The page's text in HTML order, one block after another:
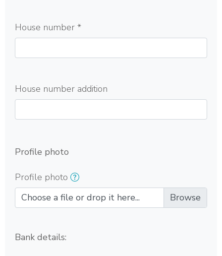
House number *
House number addition
Profile photo
Profile photo
Choose a file or drop it here...
Bank details: